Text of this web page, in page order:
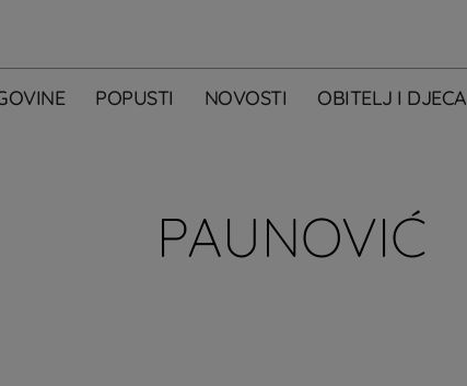
POPUSTI NOVOSTI OBITELJ I DJECA
PAUNOVIĆ